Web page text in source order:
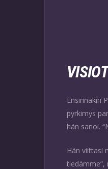
Ensinnäkin
pyrkimys
hän sanoi.
Hän viittasi
tiedämme”,